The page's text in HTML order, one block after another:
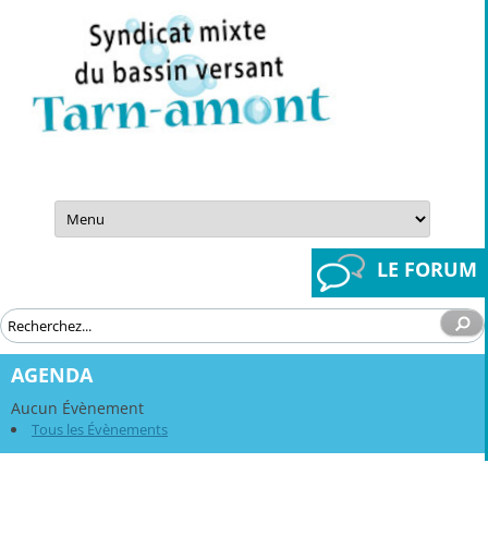
Aller
contenu
LE FORUM
AGENDA
Aucun Évènement
Tous les Évènements